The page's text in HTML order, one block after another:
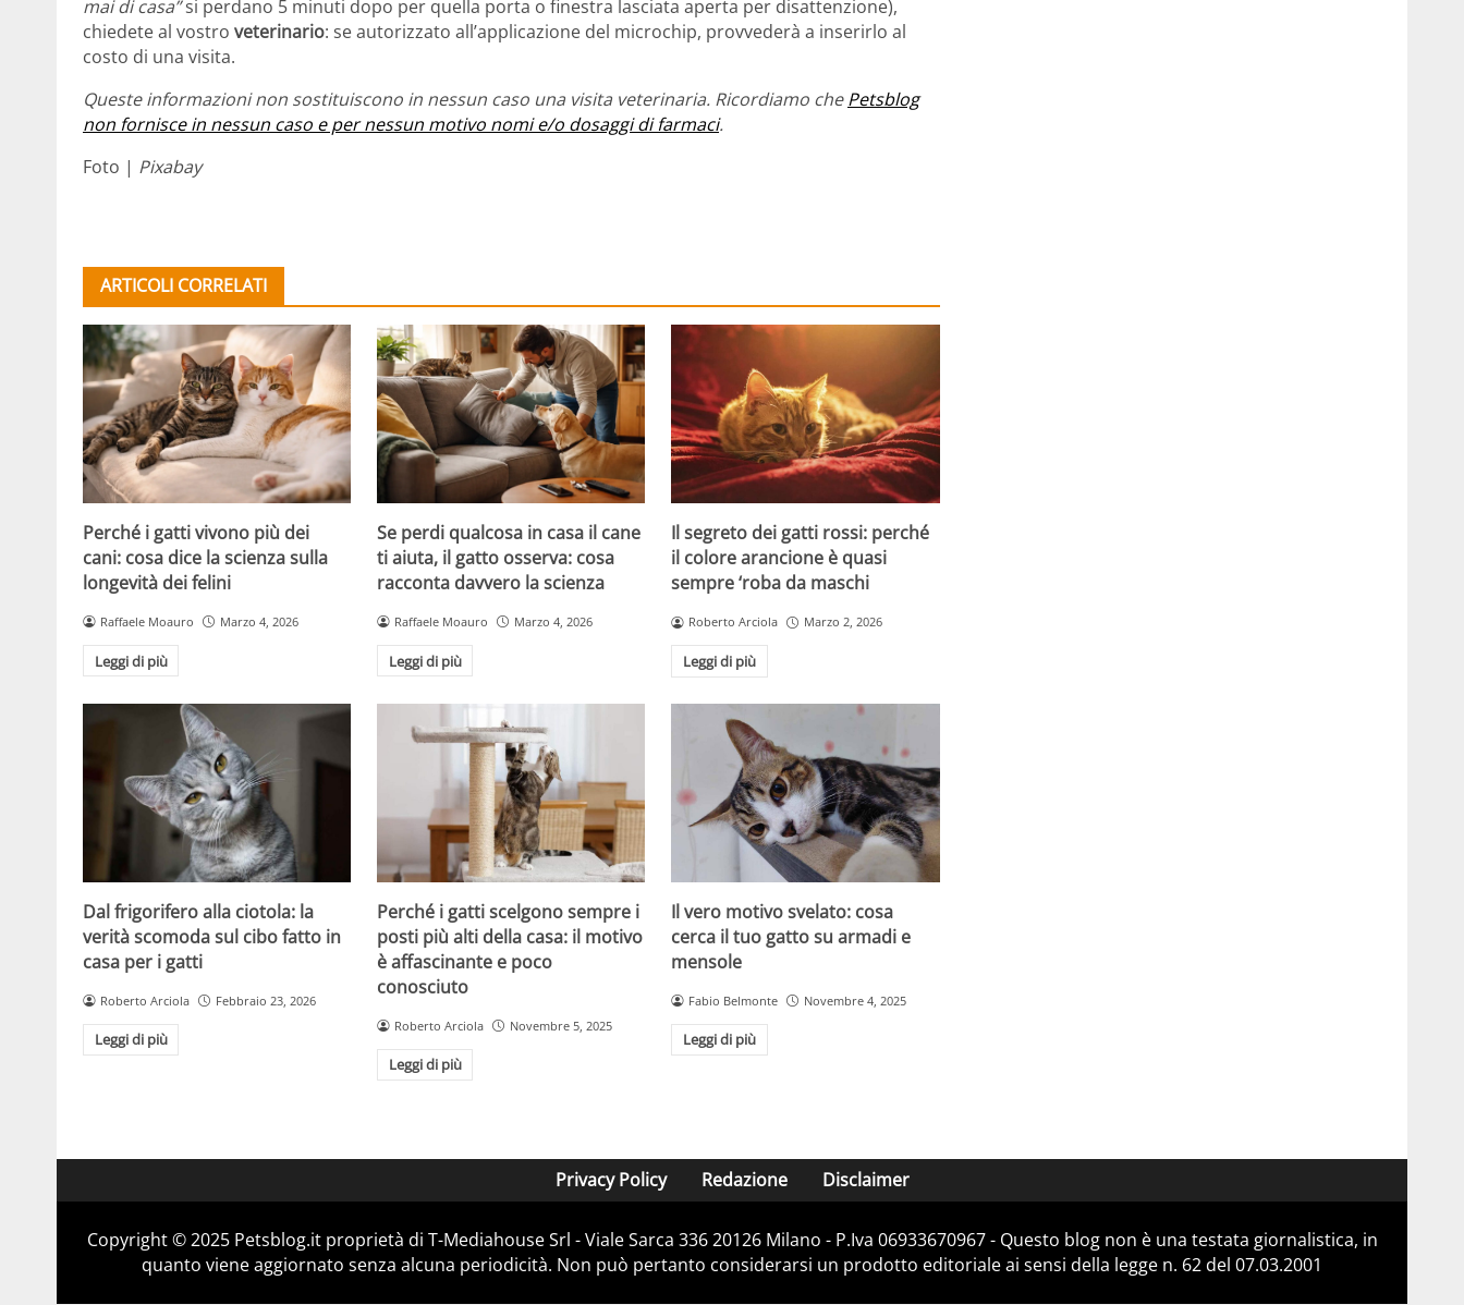
mai di casa”si perdano 5 minuti dopo per quella porta o finestra lasciata aperta per disattenzione),
chiedete al vostro veterinario: se autorizzato all’applicazione del microchip, provvederà a inserirlo al
costo di una visita.
Queste informazioni non sostituiscono in nessun caso una visita veterinaria. Ricordiamo chePetsblog
non fornisce in nessun caso e per nessun motivo nomi e/o dosaggi di farmaci.
Foto | Pixabay
ARTICOLI CORRELATI
Perché i gatti vivono più dei
cani: cosa dice la scienza sulla
longevità dei felini
Raffaele Moauro Marzo 4, 2026
Leggi di più
Se perdi qualcosa in casa il cane
ti aiuta, il gatto osserva: cosa
racconta davvero la scienza
Raffaele Moauro Marzo 4, 2026
Leggi di più
Il segreto dei gatti rossi: perché
il colore arancione è quasi
sempre ‘roba da maschi
Roberto Arciola Marzo 2, 2026
Leggi di più
Dal frigorifero alla ciotola: la
verità scomoda sul cibo fatto in
casa per i gatti
Roberto Arciola Febbraio 23, 2026
Leggi di più
Perché i gatti scelgono sempre i
posti più alti della casa: il motivo
è affascinante e poco
conosciuto
Roberto Arciola Novembre 5, 2025
Leggi di più
Il vero motivo svelato: cosa
cerca il tuo gatto su armadi e
mensole
Fabio Belmonte Novembre 4, 2025
Leggi di più
Privacy Policy Redazione Disclaimer
Copyright © 2025 Petsblog.it proprietà di T-Mediahouse Srl - Viale Sarca 336 20126 Milano - P.Iva 06933670967 - Questo blog non è una testata giornalistica, in
quanto viene aggiornato senza alcuna periodicità. Non può pertanto considerarsi un prodotto editoriale ai sensi della legge n. 62 del 07.03.2001